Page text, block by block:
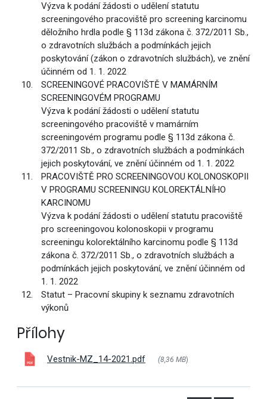
Výzva k podání žádosti o udělení statutu
screeningového pracoviště pro screening karcinomu
děložního hrdla podle § 113d zákona č. 372/2011 Sb.,
o zdravotních službách a podmínkách jejich
poskytování (zákon o zdravotních službách), ve znění
účinném od 1. 1. 2022
SCREENINGOVÉ PRACOVIŠTĚ V MAMÁRNÍM
SCREENINGOVÉM PROGRAMU
Výzva k podání žádosti o udělení statutu
screeningového pracoviště v mamárním
screeningovém programu podle § 113d zákona č.
372/2011 Sb., o zdravotních službách a podmínkách
jejich poskytování, ve znění účinném od 1. 1. 2022
PRACOVIŠTĚ PRO SCREENINGOVOU KOLONOSKOPII
V PROGRAMU SCREENINGU KOLOREKTÁLNÍHO
KARCINOMU
Výzva k podání žádosti o udělení statutu pracoviště
pro screeningovou kolonoskopii v programu
screeningu kolorektálního karcinomu podle § 113d
zákona č. 372/2011 Sb., o zdravotních službách a
podmínkách jejich poskytování, ve znění účinném od
1. 1. 2022
Statut – Pracovní skupiny k seznamu zdravotních
výkonů
Přílohy
Vestnik-MZ_14-2021.pdf (8,36 MB)